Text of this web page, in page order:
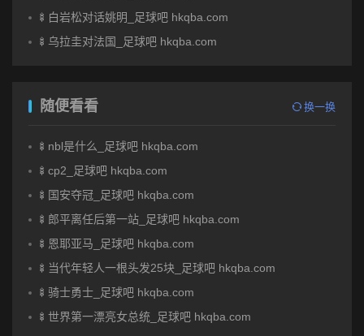
🍢白岩松对话姚明_足球吧 hkqba.com
🍢乌拉圭对法国_足球吧 hkqba.com
随便看看 换一换
🍢nbl是什么_足球吧 hkqba.com
🍢cp2_足球吧 hkqba.com
🍢国安夺冠_足球吧 hkqba.com
🍢郎平离任后第一站_足球吧 hkqba.com
🍢恩耶亚马_足球吧 hkqba.com
🍢当代年轻人一根头发25块_足球吧 hkqba.com
🍢骑士勇士_足球吧 hkqba.com
🍢世界第一漂亮女总统_足球吧 hkqba.com